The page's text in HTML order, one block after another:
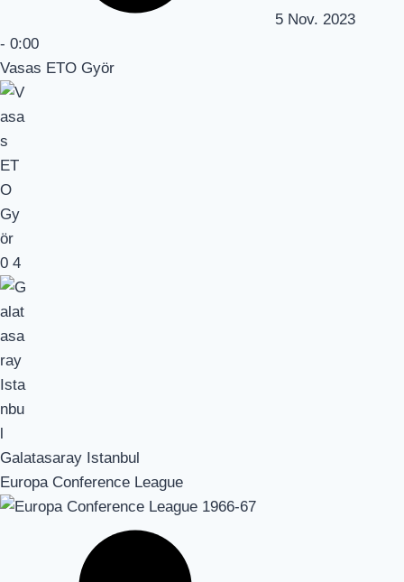
5 Nov. 2023
- 0:00
Vasas ETO Györ
0 4
Galatasaray Istanbul
Europa Conference League